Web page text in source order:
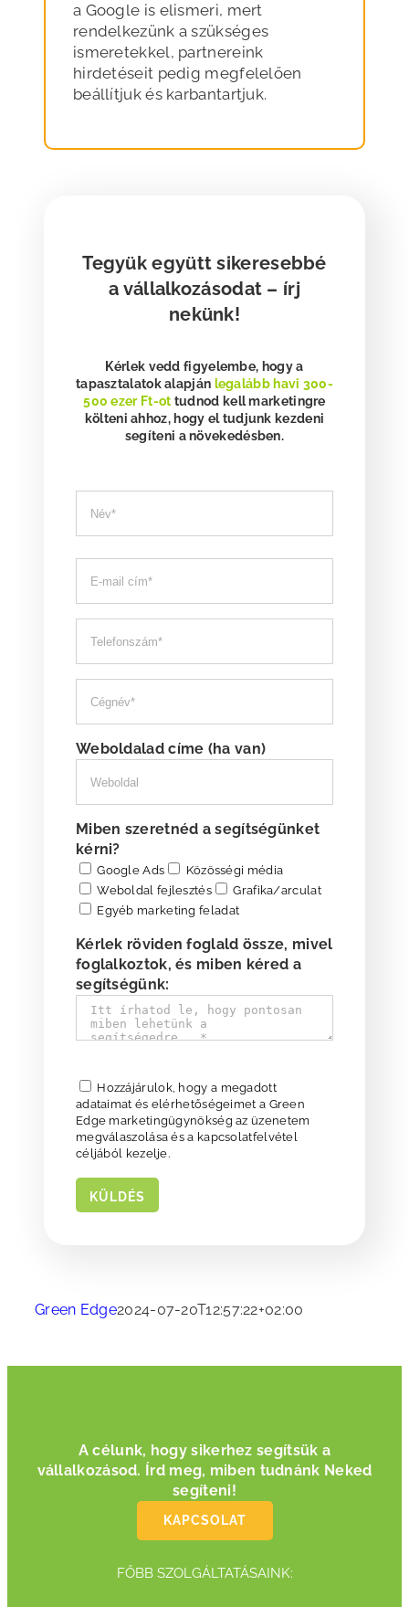
a Google is elismeri, mert
rendelkezünk a szükséges
ismeretekkel, partnereink
hirdetéseit pedig megfelelően
beállítjuk és karbantartjuk.
Tegyük együtt sikeresebbé
a vállalkozásodat – írj
nekünk!
Kérlek vedd figyelembe, hogy a
tapasztalatok alapján legalább havi 300-
500 ezer Ft-ot tudnod kell marketingre
költeni ahhoz, hogy el tudjunk kezdeni
segíteni a növekedésben.
this
field.
Weboldalad címe (ha van)
Miben szeretnéd a segítségünket
kérni?
Google Ads
Közösségi média
Weboldal fejlesztés
Grafika/arculat
Egyéb marketing feladat
Kérlek röviden foglald össze, mivel
foglalkoztok, és miben kéred a
segítségünk:
fill
this
field.
Hozzájárulok, hogy a megadott
adataimat és elérhetőségeimet a Green
Edge marketing­ügynökség az üzenetem
megválaszolása és a kapcsolatfelvétel
céljából kezelje.
Green Edge2024-07-20T12:57:22+02:00
A célunk, hogy sikerhez segítsük a
vállalkozásod. Írd meg, miben tudnánk Neked
segíteni!
KAPCSOLAT
FŐBB SZOLGÁLTATÁSAINK: